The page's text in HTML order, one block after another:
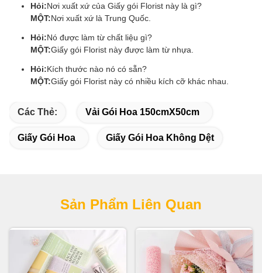
Hỏi:Nơi xuất xứ của Giấy gói Florist này là gì?
MỘT:Nơi xuất xứ là Trung Quốc.
Hỏi:Nó được làm từ chất liệu gì?
MỘT:Giấy gói Florist này được làm từ nhựa.
Hỏi:Kích thước nào nó có sẵn?
MỘT:Giấy gói Florist này có nhiều kích cỡ khác nhau.
Các Thẻ: Vải Gói Hoa 150cmX50cm
Giấy Gói Hoa Giấy Gói Hoa Không Dệt
Sản Phẩm Liên Quan